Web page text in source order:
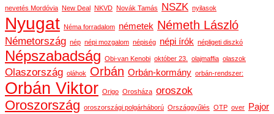
nevetés Mordóvia New Deal NKVD Novák Tamás NSZK nyilasok
Nyugat Néma forradalom németek Németh László
Németország nép népi mozgalom népiség népi írók népligeti diszkó
Népszabadság Obi-van Kenobi október 23. olajmaffia olaszok
Olaszország oláhok Orbán Orbán-kormány orbán-rendszer:
Orbán Viktor Origo Orosháza oroszok
Oroszország oroszországi polgárháború Országgyűlés OTP over
Pajor